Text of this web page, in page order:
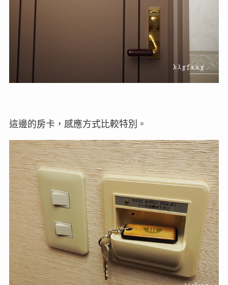
這邊的房卡，感應方式比較特別。